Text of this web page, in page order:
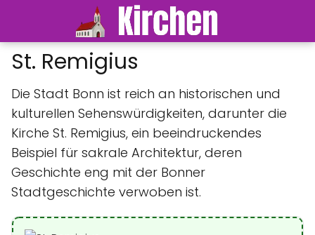
St. Remigius
Die Stadt Bonn ist reich an historischen und
kulturellen Sehenswürdigkeiten, darunter die
Kirche St. Remigius, ein beeindruckendes
Beispiel für sakrale Architektur, deren
Geschichte eng mit der Bonner
Stadtgeschichte verwoben ist.